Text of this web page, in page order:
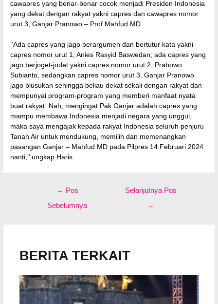
cawapres yang benar-benar cocok menjadi Presiden Indonesia
yang dekat dengan rakyat yakni capres dan cawapres nomor
urut 3, Ganjar Pranowo – Prof Mahfud MD.
‘’Ada capres yang jago berargumen dan bertutur kata yakni
capres nomor urut 1, Anies Rasyid Baswedan; ada capres yang
jago berjoget-jodet yakni capres nomor urut 2, Prabowo
Subianto, sedangkan capres nomor urut 3, Ganjar Pranowo
jago blusukan sehingga beliau dekat sekali dengan rakyat dan
mempunyai program-program yang memberi manfaat nyata
buat rakyat. Nah, mengingat Pak Ganjar adalah capres yang
mampu membawa Indonesia menjadi negara yang unggul,
maka saya mengajak kepada rakyat Indonesia seluruh penjuru
Tanah Air untuk mendukung, memilih dan memenangkan
pasangan Ganjar – Mahfud MD pada Pilpres 14 Februari 2024
nanti,’’ ungkap Haris.
← Pos
Sebelumnya
Selanjutnya Pos
→
BERITA TERKAIT